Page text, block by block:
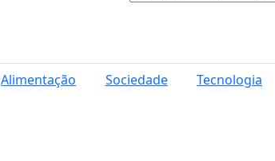
Alimentação Sociedade Tecnologia